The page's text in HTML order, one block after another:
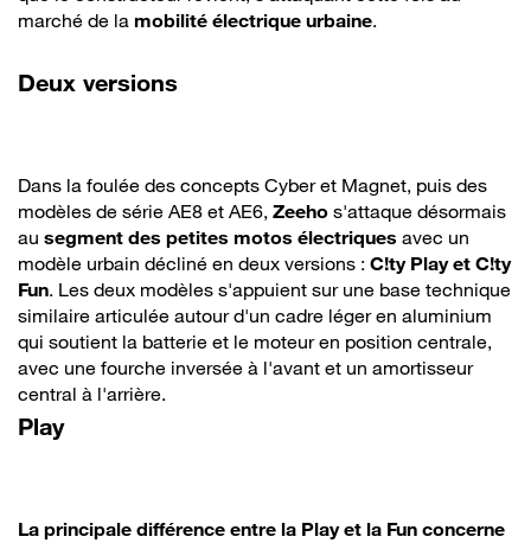
marché de la mobilité électrique urbaine.
Deux versions
Dans la foulée des concepts Cyber et Magnet, puis des
modèles de série AE8 et AE6, Zeeho s'attaque désormais
au segment des petites motos électriques avec un
modèle urbain décliné en deux versions : C!ty Play et C!ty
Fun. Les deux modèles s'appuient sur une base technique
similaire articulée autour d'un cadre léger en aluminium
qui soutient la batterie et le moteur en position centrale,
avec une fourche inversée à l'avant et un amortisseur
central à l'arrière.
Play
La principale différence entre la Play et la Fun concerne